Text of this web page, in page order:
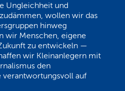
Ungleichheit und
wollen wir das
hinweg
wir Menschen, eigene
zu entwickeln —
wir Kleinanlegern mit
den
verantwortungsvoll auf